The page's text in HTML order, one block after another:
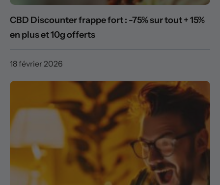
CBD Discounter frappe fort : -75% sur tout + 15%
en plus et 10g offerts
18 février 2026